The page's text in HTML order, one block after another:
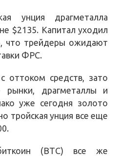
унция драгметалла
$2135. Капитал уходил
что трейдеры ожидают
ФРС.
оттоком средств, зато
рынки, драгметаллы и
уже сегодня золото
тройская унция все еще
(BTC) все же